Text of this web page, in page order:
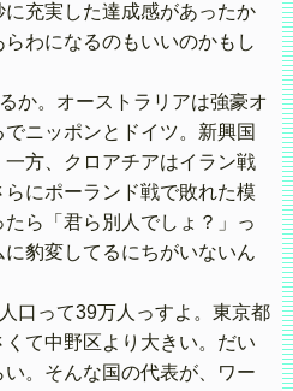
充実した達成感があったか
わになるのもいいのかもし
か。オーストラリアは強豪オ
ニッポンとドイツ。新興国
方、クロアチアはイラン戦
にポーランド戦で敗れた模
ら「君ら別人でしょ？」っ
豹変してるにちがいないん
口って39万人っすよ。東京都
て中野区より大きい。だい
。そんな国の代表が、ワー